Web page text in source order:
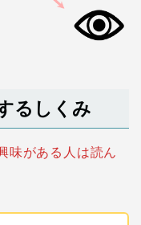
るしくみ
味がある人は読ん